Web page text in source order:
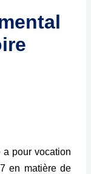
a pour vocation
en matière de